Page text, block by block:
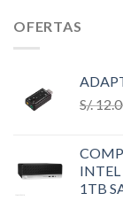
OFERTAS
S/.
INTEL
1TB